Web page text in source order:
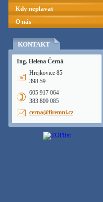
Kdy neplavat
O nás
KONTAKT
Ing. Helena Černá
Hrejkovice 85
398 59
605 917 064
383 809 085
cerna@firemni.cz